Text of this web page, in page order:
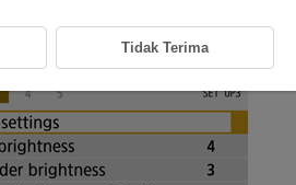
Tidak Terima